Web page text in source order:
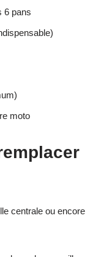
6 pans
moto
centrale ou encore